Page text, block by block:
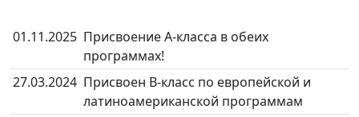
01.11.2025 Присвоение А-класса в обеих
программах!
27.03.2024 Присвоен B-класс по европейской и
латиноамериканской программам